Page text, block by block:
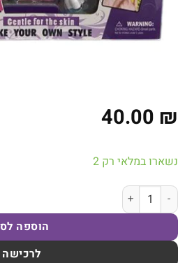
40.00 ₪
נשארו במלאי רק 2
כמות של ערכת סלון יופי לציפורניים
הוספה
לרכישה